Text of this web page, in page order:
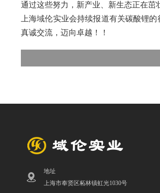
通过这些努力，新产业、新生态正在茁
上海域伦实业会持续报道有关碳酸锂
真诚交流，迈向卓越！！
地址
上海市奉贤区柘林镇虹光1030号